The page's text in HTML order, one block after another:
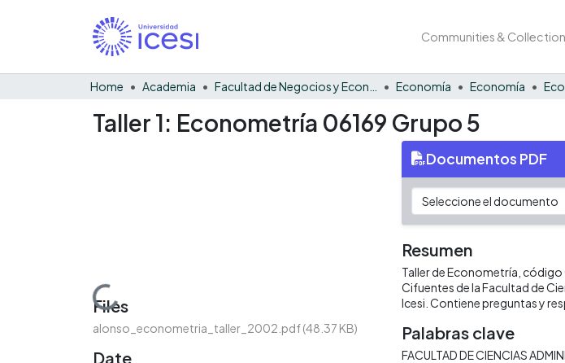
Communities &
Home Academia Economía Economía
Taller 1: Econometría 06169 Grupo 5
Loading...
Files
alonso_econometria_taller_2002.pdf(48.37 KB)
Date
Documentos PDF
Resumen
Taller de Econometría,
Cifuentes de la Facultad de
Icesi. Contiene preguntas y
Palabras clave
FACULTAD DE CIENCIAS